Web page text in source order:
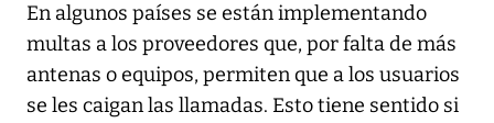
En algunos países se están implementando
multas a los proveedores que, por falta de más
antenas o equipos, permiten que a los usuarios
se les caigan las llamadas. Esto tiene sentido si